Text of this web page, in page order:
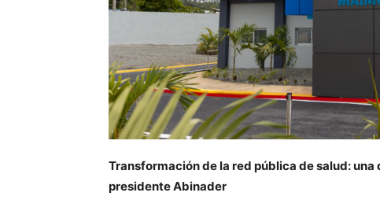
Transformación de la red pública de salud:
presidente Abinader